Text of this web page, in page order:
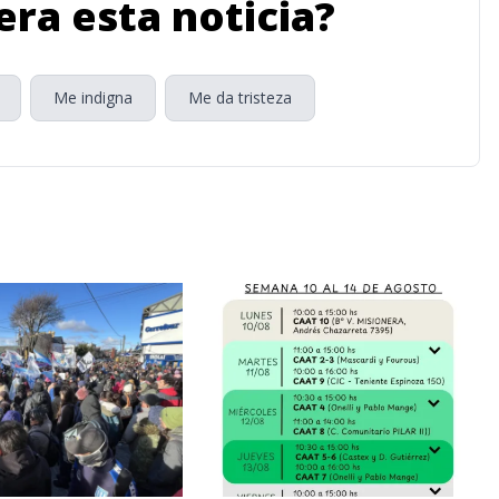
esta noticia?
Me indigna Me da tristeza